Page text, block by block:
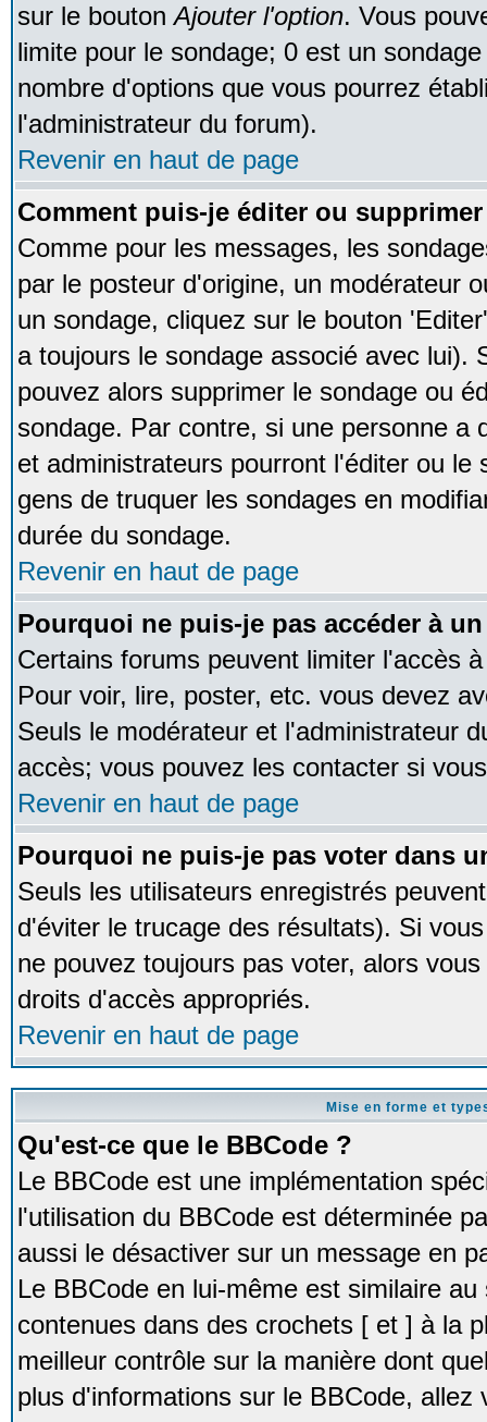
sur le boutonAjouter l'option. Vous
limite pour le sondage; 0 est un
nombre d'options que vous pourrez
l'administrateur du forum).
Revenir en haut de page
Comment puis-je éditer ou
Comme pour les messages, les
par le posteur d'origine, un modérateur
un sondage, cliquez sur le bouton
a toujours le sondage associé avec lui).
pouvez alors supprimer le sondage ou
sondage. Par contre, si une personne a
et administrateurs pourront l'éditer ou le
gens de truquer les sondages en
durée du sondage.
Revenir en haut de page
Pourquoi ne puis-je pas accéder à
Certains forums peuvent limiter l'accès
Pour voir, lire, poster, etc. vous devez
Seuls le modérateur et l'administrateur
accès; vous pouvez les contacter si
Revenir en haut de page
Pourquoi ne puis-je pas voter dans
Seuls les utilisateurs enregistrés
d'éviter le trucage des résultats). Si
ne pouvez toujours pas voter, alors
droits d'accès appropriés.
Revenir en haut de page
Mise en forme et
Qu'est-ce que le BBCode ?
Le BBCode est une implémentation
l'utilisation du BBCode est déterminée
aussi le désactiver sur un message en
Le BBCode en lui-même est similaire
contenues dans des crochets [ et ] à la
meilleur contrôle sur la manière dont
plus d'informations sur le BBCode,